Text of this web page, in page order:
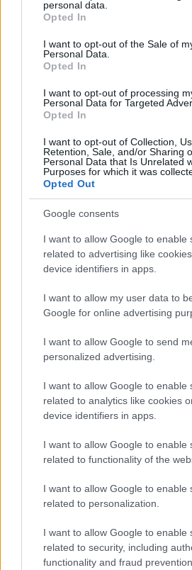
grant or deny consent to Google and
use your data for below specified
consent section.
personal data.
Opted In
I want to opt-out of the Sale of
Personal Data.
Opted In
I want to opt-out of processing
Personal Data for Targeted
Opted In
I want to opt-out of Collection,
Retention, Sale, and/or Sharing
Personal Data that Is Unrelated
Purposes for which it was
Opted Out
Google consents
I want to allow Google to enable
related to advertising like
device identifiers in apps.
I want to allow my user data to
Google for online advertising
I want to allow Google to send
personalized advertising.
I want to allow Google to enable
related to analytics like cookies
device identifiers in apps.
I want to allow Google to enable
related to functionality of the
I want to allow Google to enable
related to personalization.
I want to allow Google to enable
related to security, including
functionality and fraud
οι